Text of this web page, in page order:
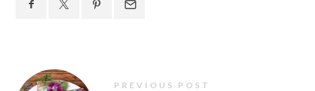
PREVIOUS POST